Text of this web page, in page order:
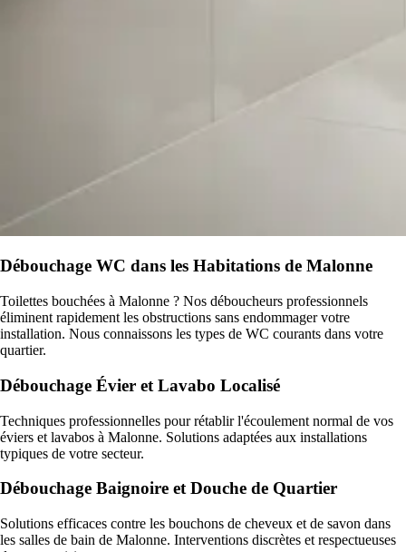
Débouchage WC dans les Habitations de Malonne
Toilettes bouchées à Malonne ? Nos déboucheurs professionnels
éliminent rapidement les obstructions sans endommager votre
installation. Nous connaissons les types de WC courants dans votre
quartier.
Débouchage Évier et Lavabo Localisé
Techniques professionnelles pour rétablir l'écoulement normal de vos
éviers et lavabos à Malonne. Solutions adaptées aux installations
typiques de votre secteur.
Débouchage Baignoire et Douche de Quartier
Solutions efficaces contre les bouchons de cheveux et de savon dans
les salles de bain de Malonne. Interventions discrètes et respectueuses